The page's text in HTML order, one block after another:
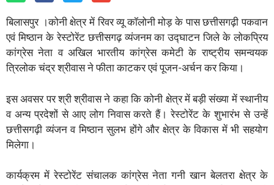
बिलासपुर ।कोनी क्षेत्र में रिवर व्यू कॉलोनी मोड़ के पास छत्तीसगढ़ी पकवान
एवं मिष्ठान के रेस्टोरेंट छत्तीसगढ़ व्यंजनम का उद्घाटन जिले के लोकप्रिय
कांग्रेस नेता व अखिल भारतीय कांग्रेस कमेटी के राष्ट्रीय समन्वयक
त्रिलोक चंद्र श्रीवास ने फीता काटकर एवं पूजन-अर्चन कर किया।
इस अवसर पर श्री श्रीवास ने कहा कि कोनी क्षेत्र में बड़ी संख्या में स्थानीय
व अन्य प्रदेशों से आए लोग निवास करते हैं। रेस्टोरेंट के शुभारंभ से उन्हें
छत्तीसगढ़ी व्यंजन व मिष्ठान सुलभ होंगे और क्षेत्र के विकास में भी सहयोग
मिलेगा।
कार्यक्रम में रेस्टोरेंट संचालक कांग्रेस नेता गनी खान बेलतरा क्षेत्र के